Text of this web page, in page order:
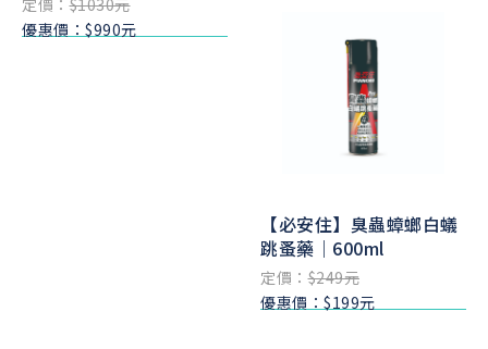
定價：$1030元
優惠價：$990元
【必安住】臭蟲蟑螂白蟻
跳蚤藥｜600ml
定價：$249元
優惠價：$199元